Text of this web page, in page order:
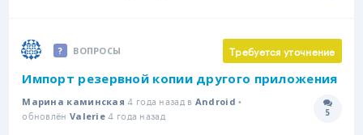
ВОПРОСЫ Требуется уточнение
Импорт резервной копии другого приложения
Марина каминская 4 года назад в Android •
обновлён Valerie 4 года назад 5